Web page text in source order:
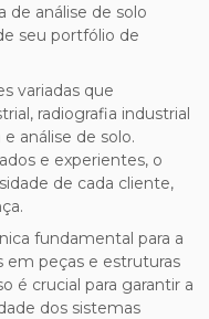
de análise de solo
seu portfólio de
variadas que
radiografia industrial
análise de solo.
e experientes, o
de cada cliente,
fundamental para a
em peças e estruturas
é crucial para garantir a
dos sistemas